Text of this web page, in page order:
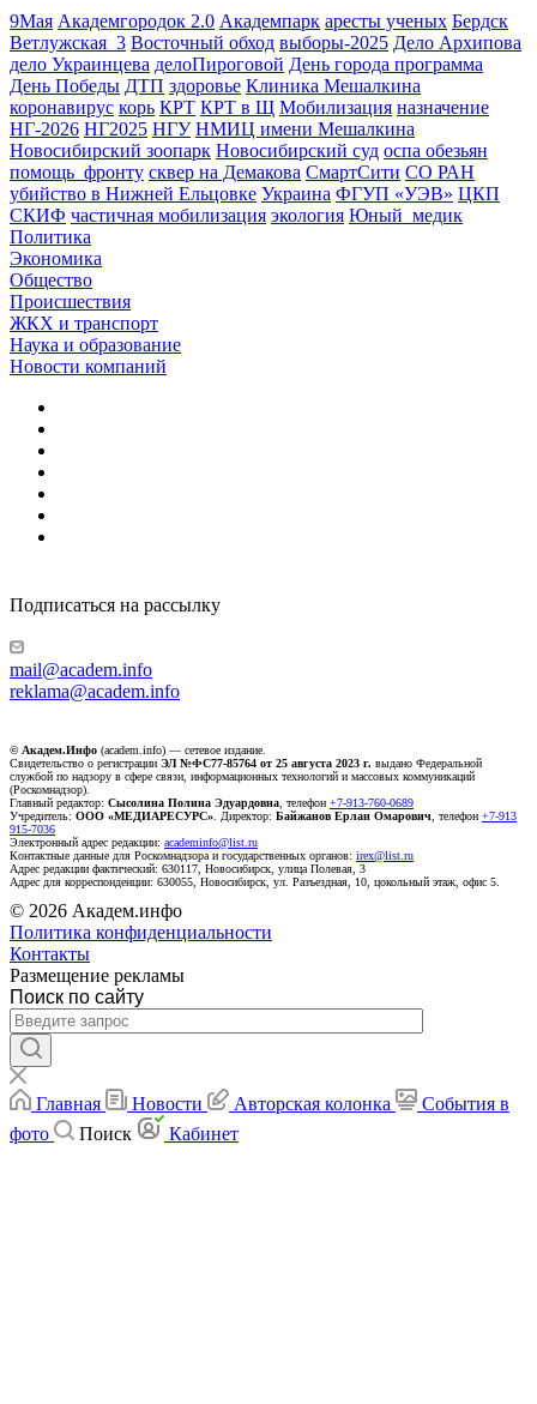
9Мая Академгородок 2.0 Академпарк аресты ученых Бердск
Ветлужская_3 Восточный обход выборы-2025 Дело Архипова
дело Украинцева делоПироговой День города программа
День Победы ДТП здоровье Клиника Мешалкина
коронавирус корь КРТ КРТ в Щ Мобилизация назначение
НГ-2026 НГ2025 НГУ НМИЦ имени Мешалкина
Новосибирский зоопарк Новосибирский суд оспа обезьян
помощь_фронту сквер на Демакова СмартСити СО РАН
убийство в Нижней Ельцовке Украина ФГУП «УЭВ» ЦКП
СКИФ частичная мобилизация экология Юный_медик
Политика
Экономика
Общество
Происшествия
ЖКХ и транспорт
Наука и образование
Новости компаний
Подписаться на рассылку
mail@academ.info
reklama@academ.info
© Академ.Инфо (academ.info) — сетевое издание.
Свидетельство о регистрации ЭЛ №ФС77-85764 от 25 августа 2023 г. выдано Федеральной
службой по надзору в сфере связи, информационных технологий и массовых коммуникаций
(Роскомнадзор).
Главный редактор: Сысолина Полина Эдуардовна , телефон +7-913-760-0689
Учредитель: ООО «МЕДИАРЕСУРС» . Директор: Байжанов Ерлан Омарович , телефон +7-913
915-7036
Электронный адрес редакции: academinfo@list.ru
Контактные данные для Роскомнадзора и государственных органов: irex@list.ru
Адрес редакции фактический: 630117, Новосибирск, улица Полевая, 3
Адрес для корреспонденции: 630055, Новосибирск, ул. Разъездная, 10, цокольный этаж, офис 5.
© 2026 Академ.инфо
Политика конфиденциальности
Контакты
Размещение рекламы
Поиск по сайту
Главная Новости Авторская колонка
События в
фото
Поиск Кабинет